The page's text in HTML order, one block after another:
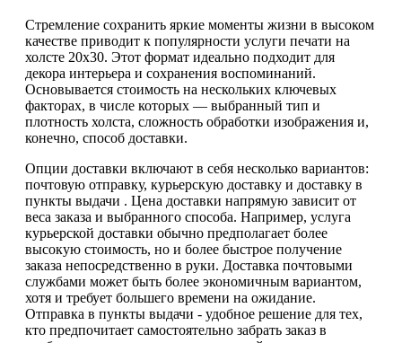
Стремление сохранить яркие моменты жизни в высоком
качестве приводит к популярности услуги печати на
холсте 20х30. Этот формат идеально подходит для
декора интерьера и сохранения воспоминаний.
Основывается стоимость на нескольких ключевых
факторах, в числе которых — выбранный тип и
плотность холста, сложность обработки изображения и,
конечно, способ доставки.
Опции доставки включают в себя несколько вариантов:
почтовую отправку, курьерскую доставку и доставку в
пункты выдачи . Цена доставки напрямую зависит от
веса заказа и выбранного способа. Например, услуга
курьерской доставки обычно предполагает более
высокую стоимость, но и более быстрое получение
заказа непосредственно в руки. Доставка почтовыми
службами может быть более экономичным вариантом,
хотя и требует большего времени на ожидание.
Отправка в пункты выдачи - удобное решение для тех,
кто предпочитает самостоятельно забрать заказ в